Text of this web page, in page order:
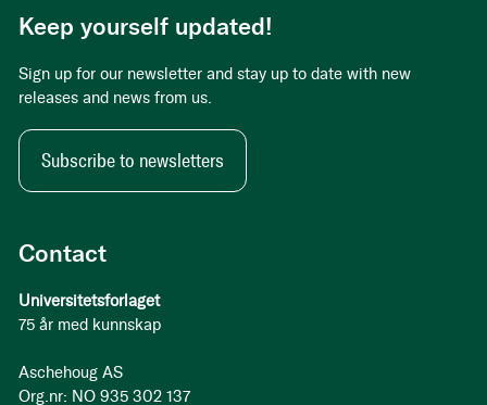
Contact
Universitetsforlaget
75 år med kunnskap
Aschehoug AS
Org.nr: NO 935 302 137
Keep yourself updated!
Sign up for our newsletter and stay up to date with new
releases and news from us.
Subscribe to newsletters